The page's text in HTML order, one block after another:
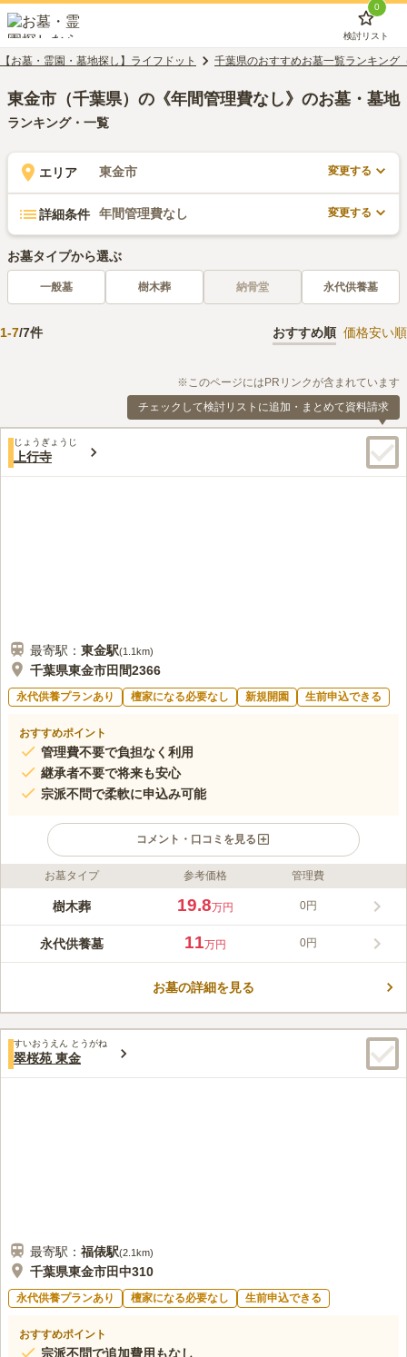
0
検討リスト
【お墓・霊園・墓地探し】ライフドット 千葉県のおすすめお墓一覧ランキング
東金市（千葉県）の《年間管理費なし》のお墓・墓地
ランキング・一覧
エリア 東金市 変更する
詳細条件 年間管理費なし 変更する
お墓タイプから選ぶ
一般墓 樹木葬 納骨堂 永代供養墓
1-7/7件 おすすめ順 価格安い順
※このページにはPRリンクが含まれています
チェックして検討リストに追加・まとめて資料請求
じょうぎょうじ
上行寺
最寄駅： 東金駅(1.1km)
千葉県東金市田間2366
永代供養プランあり 檀家になる必要なし 新規開園 生前申込できる
おすすめポイント
管理費不要で負担なく利用
継承者不要で将来も安心
宗派不問で柔軟に申込み可能
コメント・口コミを見る
ライフドット編集部のコメント
上行寺は「高福山高坊院」と号し、日蓮大聖人の直弟子・日弁聖
久時公と守時公の外護によって建立され、寺号は両公の法号に由
来します。九十九里平野を望む高台に位置し、JR東金線「東金
法灯を守り続けています。 上行寺の永代供養墓・樹木葬は、年
にわたり管理と供養を行うため、継承者がいない方でも安心して
利用できます。
この霊園はまだ誰からも評価されていません。
お墓タイプ 参考価格 管理費
樹木葬 19.8万円 0円
永代供養墓 11万円 0円
お墓の詳細を見る
すいおうえん とうがね
翠桜苑 東金
最寄駅： 福俵駅(2.1km)
千葉県東金市田中310
永代供養プランあり 檀家になる必要なし 生前申込できる
おすすめポイント
宗派不問で追加費用もなし